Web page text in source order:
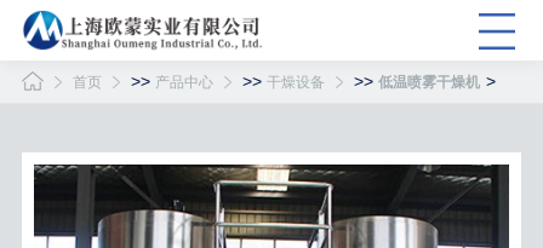
首页 >> 产品中心 >> 干燥设备 >> 低温喷雾干燥机 >